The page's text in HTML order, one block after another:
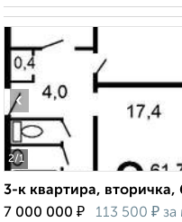
2/1
‹
3-к квартира, вторичка,
7 000 000 ₽ 113 500 ₽ за